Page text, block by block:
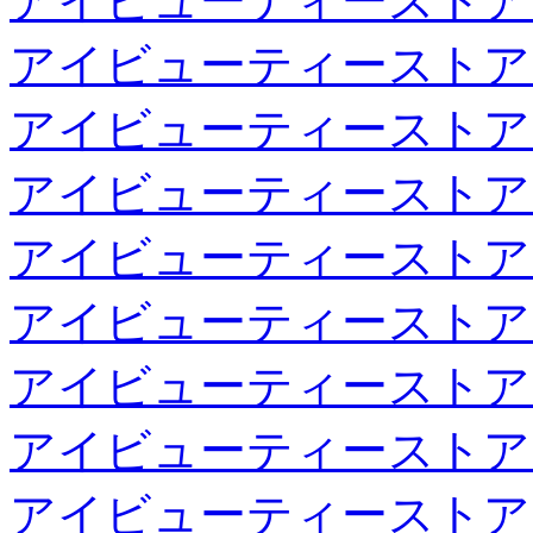
アイビューティースト
アイビューティースト
アイビューティースト
アイビューティースト
アイビューティースト
アイビューティースト
アイビューティースト
アイビューティースト